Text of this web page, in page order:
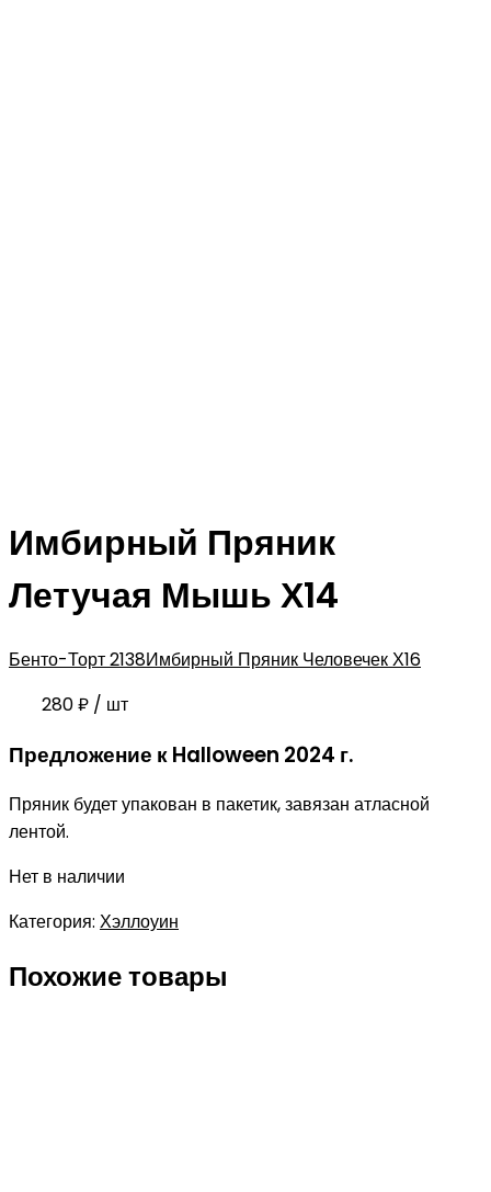
Имбирный Пряник
Летучая Мышь Х14
Бенто-Торт 2138Имбирный Пряник Человечек Х16
280₽ / шт
Предложение к Halloween 2024 г.
Пряник будет упакован в пакетик, завязан атласной
лентой.
Нет в наличии
Категория: Хэллоуин
Похожие товары